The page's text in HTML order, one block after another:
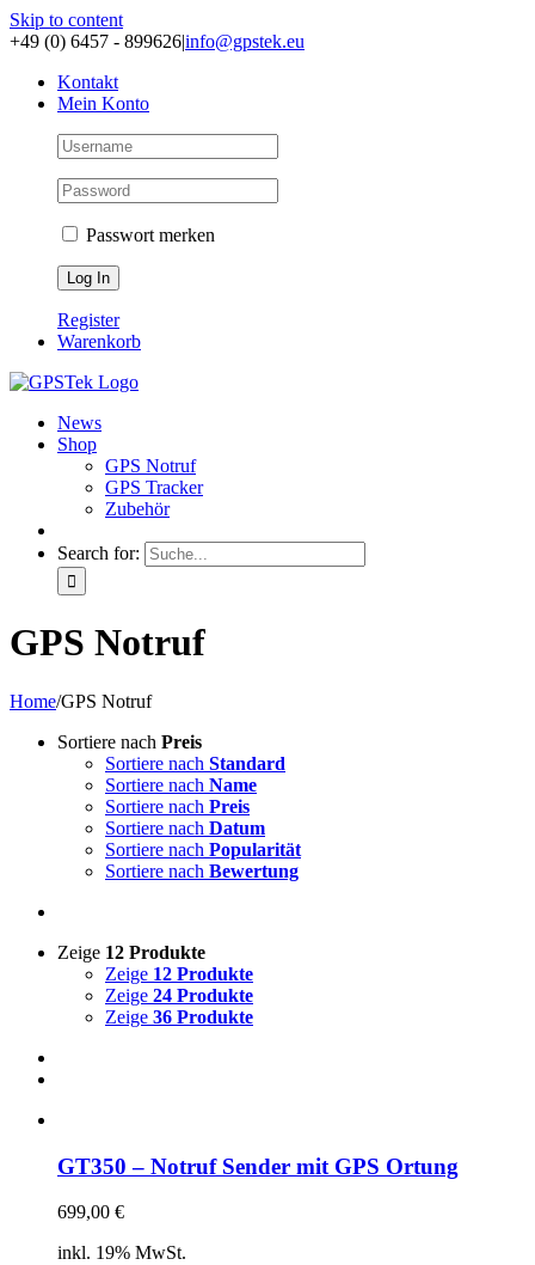
Skip to content
+49 (0) 6457 - 899626|info@gpstek.eu
Kontakt
Mein Konto
Passwort merken
Register
Warenkorb
News
Shop
GPS Notruf
GPS Tracker
Zubehör
Search for:
GPS Notruf
Home/GPS Notruf
Sortiere nach Preis
Sortiere nach Standard
Sortiere nach Name
Sortiere nach Preis
Sortiere nach Datum
Sortiere nach Popularität
Sortiere nach Bewertung
Zeige 12 Produkte
Zeige 12 Produkte
Zeige 24 Produkte
Zeige 36 Produkte
GT350 – Notruf Sender mit GPS Ortung
699,00 €
inkl. 19% MwSt.